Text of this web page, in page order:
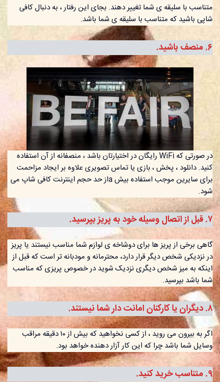
متناسب با سلیقه ی شما تغییر دهند. بجای این رفتار ، به دنبال کافی
شاپی باشید که متناسب با سلیقه ی شما باشد.
۶. منصف باشید.
در صورتی که WiFi رایگان در اختیارتان باشد ، منصفانه از آن استفاده
کنید. دانلود ، پخش ، بازی یا تماس تصویری علاوه بر ایجاد مزاحمت
برای سایرین موجب استفاده بیش aاز حد حجم اینترنت کافی شاپ می
شود.
٧. قبل از اتصال وسیله خود به پریز بپرسید.
گاهی برخی از پریز ها برای دوشاخه ی لوازم شما مناسب نیستند یا پریز
در نزدیکی شخص دیگر قرار دارد، محترمانه و مودبانه تر است که قبل از
اینکه به میز شخص دیگری نزدیک شوید در خصوص پریزی که مناسب
شما باشد بپرسید.
٨. دیگران یا کارکنان امانت دار شما نیستند.
اگر به بیرون می روید ، از کسی نخواهید که بیش از ١٠ دقیقه مراقب
وسایل شما باشد چرا که این کار آزار دهنده خواهد بود.
٩. متناسب خرید کنید.